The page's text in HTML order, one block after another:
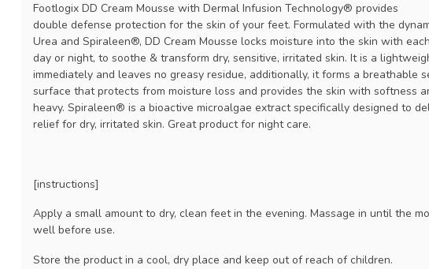
Footlogix DD Cream Mousse with Dermal Infusion Technology® provides
double defense protection for the skin of your feet. Formulated with the
Urea and Spiraleen®, DD Cream Mousse locks moisture into the skin with
day or night, to soothe & transform dry, sensitive, irritated skin. It is a
immediately and leaves no greasy residue, additionally, it forms a breathable
surface that protects from moisture loss and provides the skin with softness
heavy. Spiraleen® is a bioactive microalgae extract specifically designed to
relief for dry, irritated skin. Great product for night care.
[instructions]
Apply a small amount to dry, clean feet in the evening. Massage in until the
well before use.
Store the product in a cool, dry place and keep out of reach of children.